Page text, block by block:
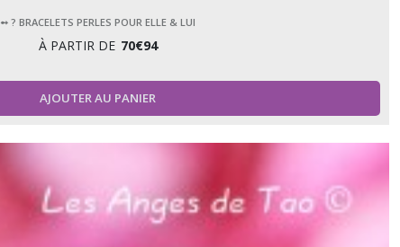
➻ ? BRACELETS PERLES POUR ELLE & LUI
À PARTIR DE 70€94
AJOUTER AU PANIER